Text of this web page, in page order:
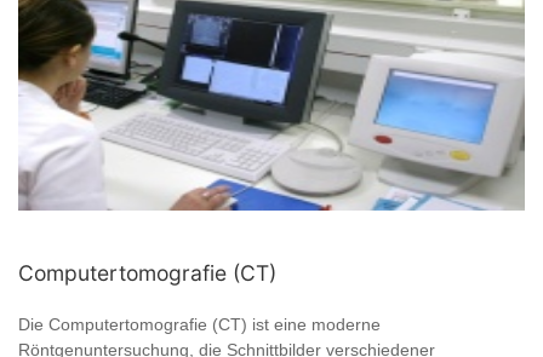
Computertomografie (CT)
Die Computertomografie (CT) ist eine moderne
Röntgenuntersuchung, die Schnittbilder verschiedener